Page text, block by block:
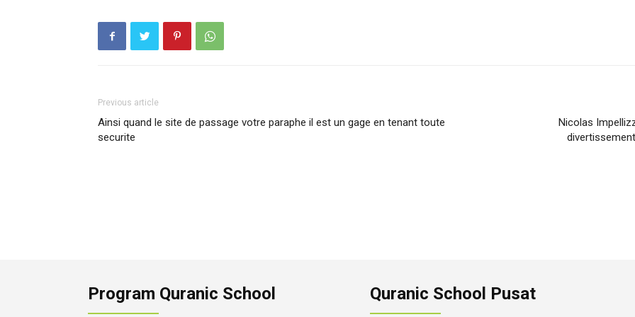
Previous article
Ainsi quand le site de passage votre paraphe il est un gage en tenant toute
securite
Nicolas
Program Quranic School Quranic School Pusat